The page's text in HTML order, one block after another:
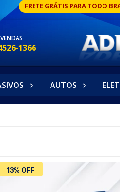
FRETE GRÁTIS PARA TODO
1366
AUTOS
13% OFF